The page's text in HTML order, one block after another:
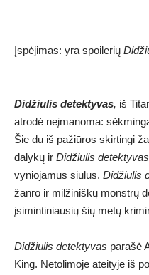
Įspėjimas: yra spoilerių
Didžiulis detektyvas, iš
atrodė neįmanoma:
Šie du iš pažiūros skirtingi
dalykų ir Didžiulis detektyvas
vyniojamus siūlus. Didžiulis
žanro ir milžiniškų monstrų
įsimintiniausių šių metų
Didžiulis detektyvas parašė
King. Netolimoje ateityje iš